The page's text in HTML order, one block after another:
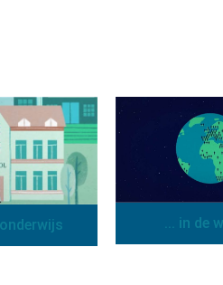
onderwijs ... in de